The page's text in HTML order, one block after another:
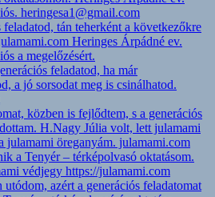
heringesa1@gmail.com
feladatod, tán teherként a következőkre
Heringes Árpádné ev.
a megelőzésért.
feladatod, ha már
a jó sorsodat meg is csinálhatod.
közben is fejlődtem, s a generációs
H.Nagy Júlia volt, lett julamami
julamami öreganyám. julamami.com
a Tenyér – térképolvasó oktatásom.
védjegy https://julamami.com
azért a generációs feladatomat